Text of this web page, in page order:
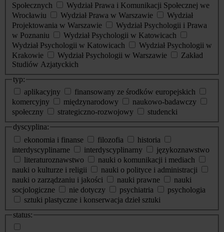
Społecznych
Wydział Prawa i Komunikacji Społecznej we
Wrocławiu
Wydział Prawa w Warszawie
Wydział
Projektowania w Warszawie
Wydział Psychologii i Prawa
w Poznaniu
Wydział Psychologii w Katowicach
Wydział Psychologii w Katowicach
Wydział Psychologii w
Krakowie
Wydział Psychologii w Warszawie
Zakład
Studiów Azjatyckich
typ:
aplikacyjny
finansowany ze środków europejskich
komercyjny
międzynarodowy
naukowo-badawczy
społeczny
strategiczno-rozwojowy
studencki
dyscyplina:
ekonomia i finanse
filozofia
historia
interdyscyplinarne
interdyscyplinarny
językoznawstwo
literaturoznawstwo
nauki o komunikacji i mediach
nauki o kulturze i religii
nauki o polityce i administracji
nauki o zarządzaniu i jakości
nauki prawne
nauki
socjologiczne
nie dotyczy psychiatria
psychologia
sztuki plastyczne i konserwacja dzieł sztuki
status: